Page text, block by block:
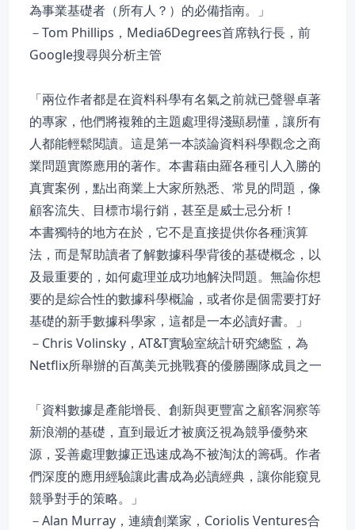
為事業基礎者（所有人？）的必備指南。」
－Tom Phillips，Media6Degrees首席執行長，前
Google搜尋與分析主管
「兩位作者都是在資料科學有名氣之前就已聲譽卓著
的專家，他們將複雜的主題處理得淺顯易懂，讓所有
人都能輕鬆閱讀。這是第一本談論資料科學觀念之商
業問題實際應用的著作。本書藉由羅各種引人入勝的
真實案例，點出商業上大家所熟悉、常見的問題，像
顧客流失、目標市場行銷，甚至是威士忌分析！
本書獨特的地方在於，它不是直接提供你各種演算
法，而是幫助讀者了解數據科學背後的基礎概念，以
及最重要的，如何處理並成功地解決問題。無論你想
要的是綜合性的數據科學概論，或者你是個需要打好
基礎的新手數據科學家，這都是一本必讀好書。」
－Chris Volinsky，AT&T實驗室統計研究總監，為
Netflix所舉辦的百萬美元挑戰賽的優勝團隊成員之一
「資料數據是產能增長、創新與更豐富之顧客洞察等
新浪潮的基礎，直到最近才被廣泛視為競爭優勢來
源，妥善處理數據正迅速成為不被淘汰的籌碼。作者
們深度的應用經驗讓此書成為必讀經典，讓你能窺見
競爭對手的策略。」
－Alan Murray，連續創業家，Coriolis Ventures合